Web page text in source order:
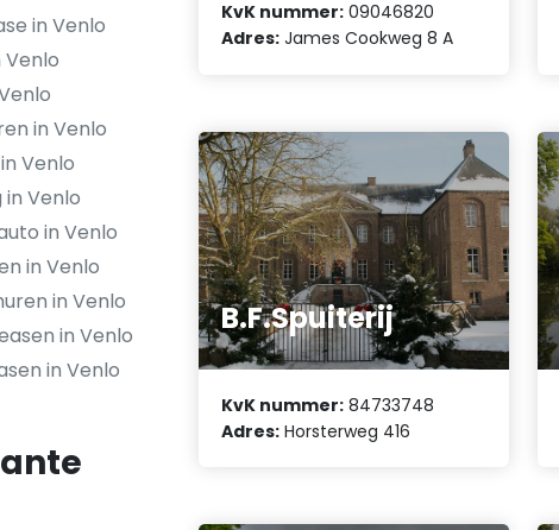
in Venlo
Venlo
in Venlo
Venlo
in Venlo
in Venlo
in Venlo
in Venlo
in Venlo
in Venlo
KvK nummer: 09046820
Adres: James Cookweg 8 A
B.F.Spuiterij
KvK nummer: 84733748
Adres: Horsterweg 416